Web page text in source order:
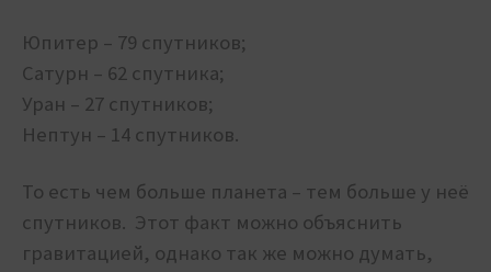
Юпитер – 79 спутников;
Сатурн – 62 спутника;
Уран – 27 спутников;
Нептун – 14 спутников.
То есть чем больше планета – тем больше у неё
спутников. Этот факт можно объяснить
гравитацией, однако так же можно думать,